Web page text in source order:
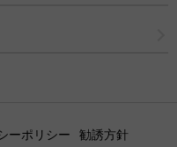
ーポリシー 勧誘方針